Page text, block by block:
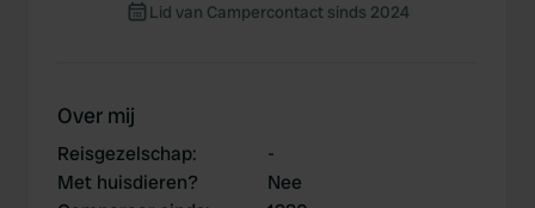
Lid van Campercontact sinds 2024
Over mij
Reisgezelschap:
-
Met huisdieren?
Nee